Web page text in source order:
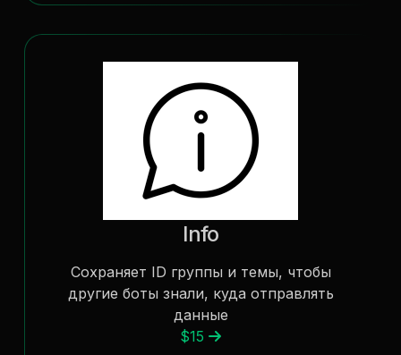
Info
Сохраняет ID группы и темы, чтобы
другие боты знали, куда отправлять
данные
$15